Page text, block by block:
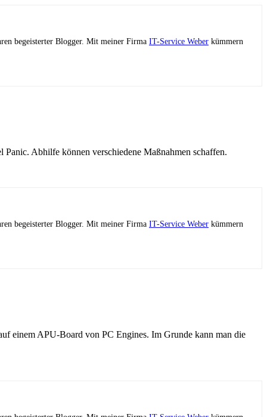
begeisterter Blogger. Mit meiner Firma IT-Service Weber kümmern
Abhilfe können verschiedene Maßnahmen schaffen.
begeisterter Blogger. Mit meiner Firma IT-Service Weber kümmern
einem APU-Board von PC Engines. Im Grunde kann man die